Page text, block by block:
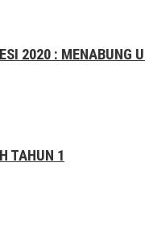
2020 : MENABUNG
TAHUN 1